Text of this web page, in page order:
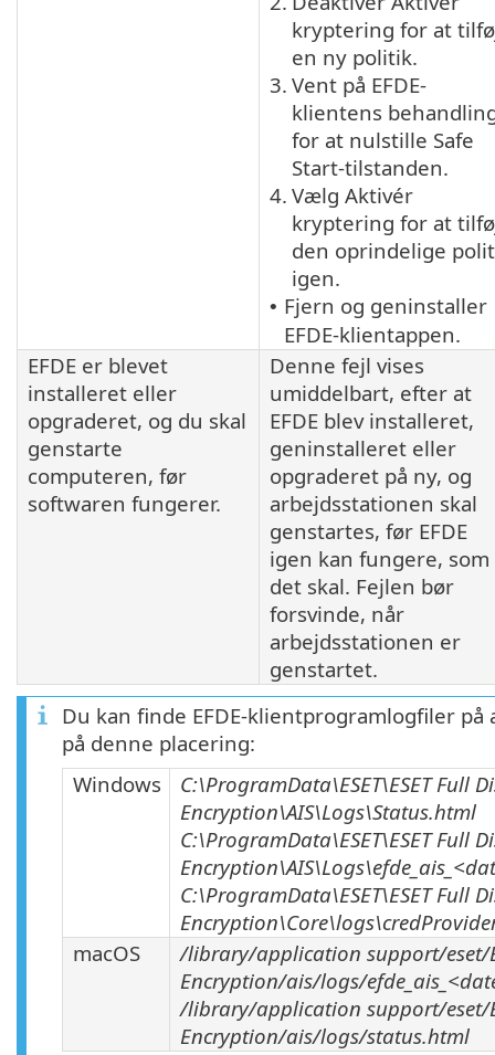
kryptering for at
en ny politik.
3. Vent på EFDE-
klientens
for at nulstille Safe
Start-tilstanden.
4. Vælg Aktivér
kryptering for at
den oprindelige
igen.
• Fjern og geninstaller
EFDE-klientappen.
EFDE er blevet
installeret eller
opgraderet, og du skal
genstarte
computeren, før
softwaren fungerer.
Denne fejl vises
umiddelbart, efter at
EFDE blev installeret,
geninstalleret eller
opgraderet på ny, og
arbejdsstationen skal
genstartes, før EFDE
igen kan fungere, som
det skal. Fejlen bør
forsvinde, når
arbejdsstationen er
genstartet.
Du kan finde EFDE-klientprogramlogfiler
på denne placering:
Windows
C:\ProgramData\ESET\ESET Full
Encryption\AIS\Logs\Status.html
C:\ProgramData\ESET\ESET Full
C:\ProgramData\ESET\ESET Full
macOS
/library/application support/eset/
Encryption/ais/logs/
/library/application support/eset/
Encryption/ais/logs/status.html